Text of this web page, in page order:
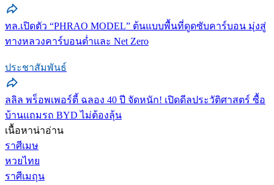
ทล.เปิดตัว “PHRAO MODEL” ต้นแบบพื้นที่ดูดซับคาร์บอน มุ่งสู่
ทางหลวงคาร์บอนต่ำและ Net Zero
ประชาสัมพันธ์
ลลิล พร็อพเพอร์ตี้ ฉลอง 40 ปี จัดหนัก! เปิดดีลประวัติศาสตร์ ซื้อ
บ้านแถมรถ BYD ไม่ต้องลุ้น
เนื้อหาน่าอ่าน
ราศีเมษ
หวยไทย
ราศีเมถุน